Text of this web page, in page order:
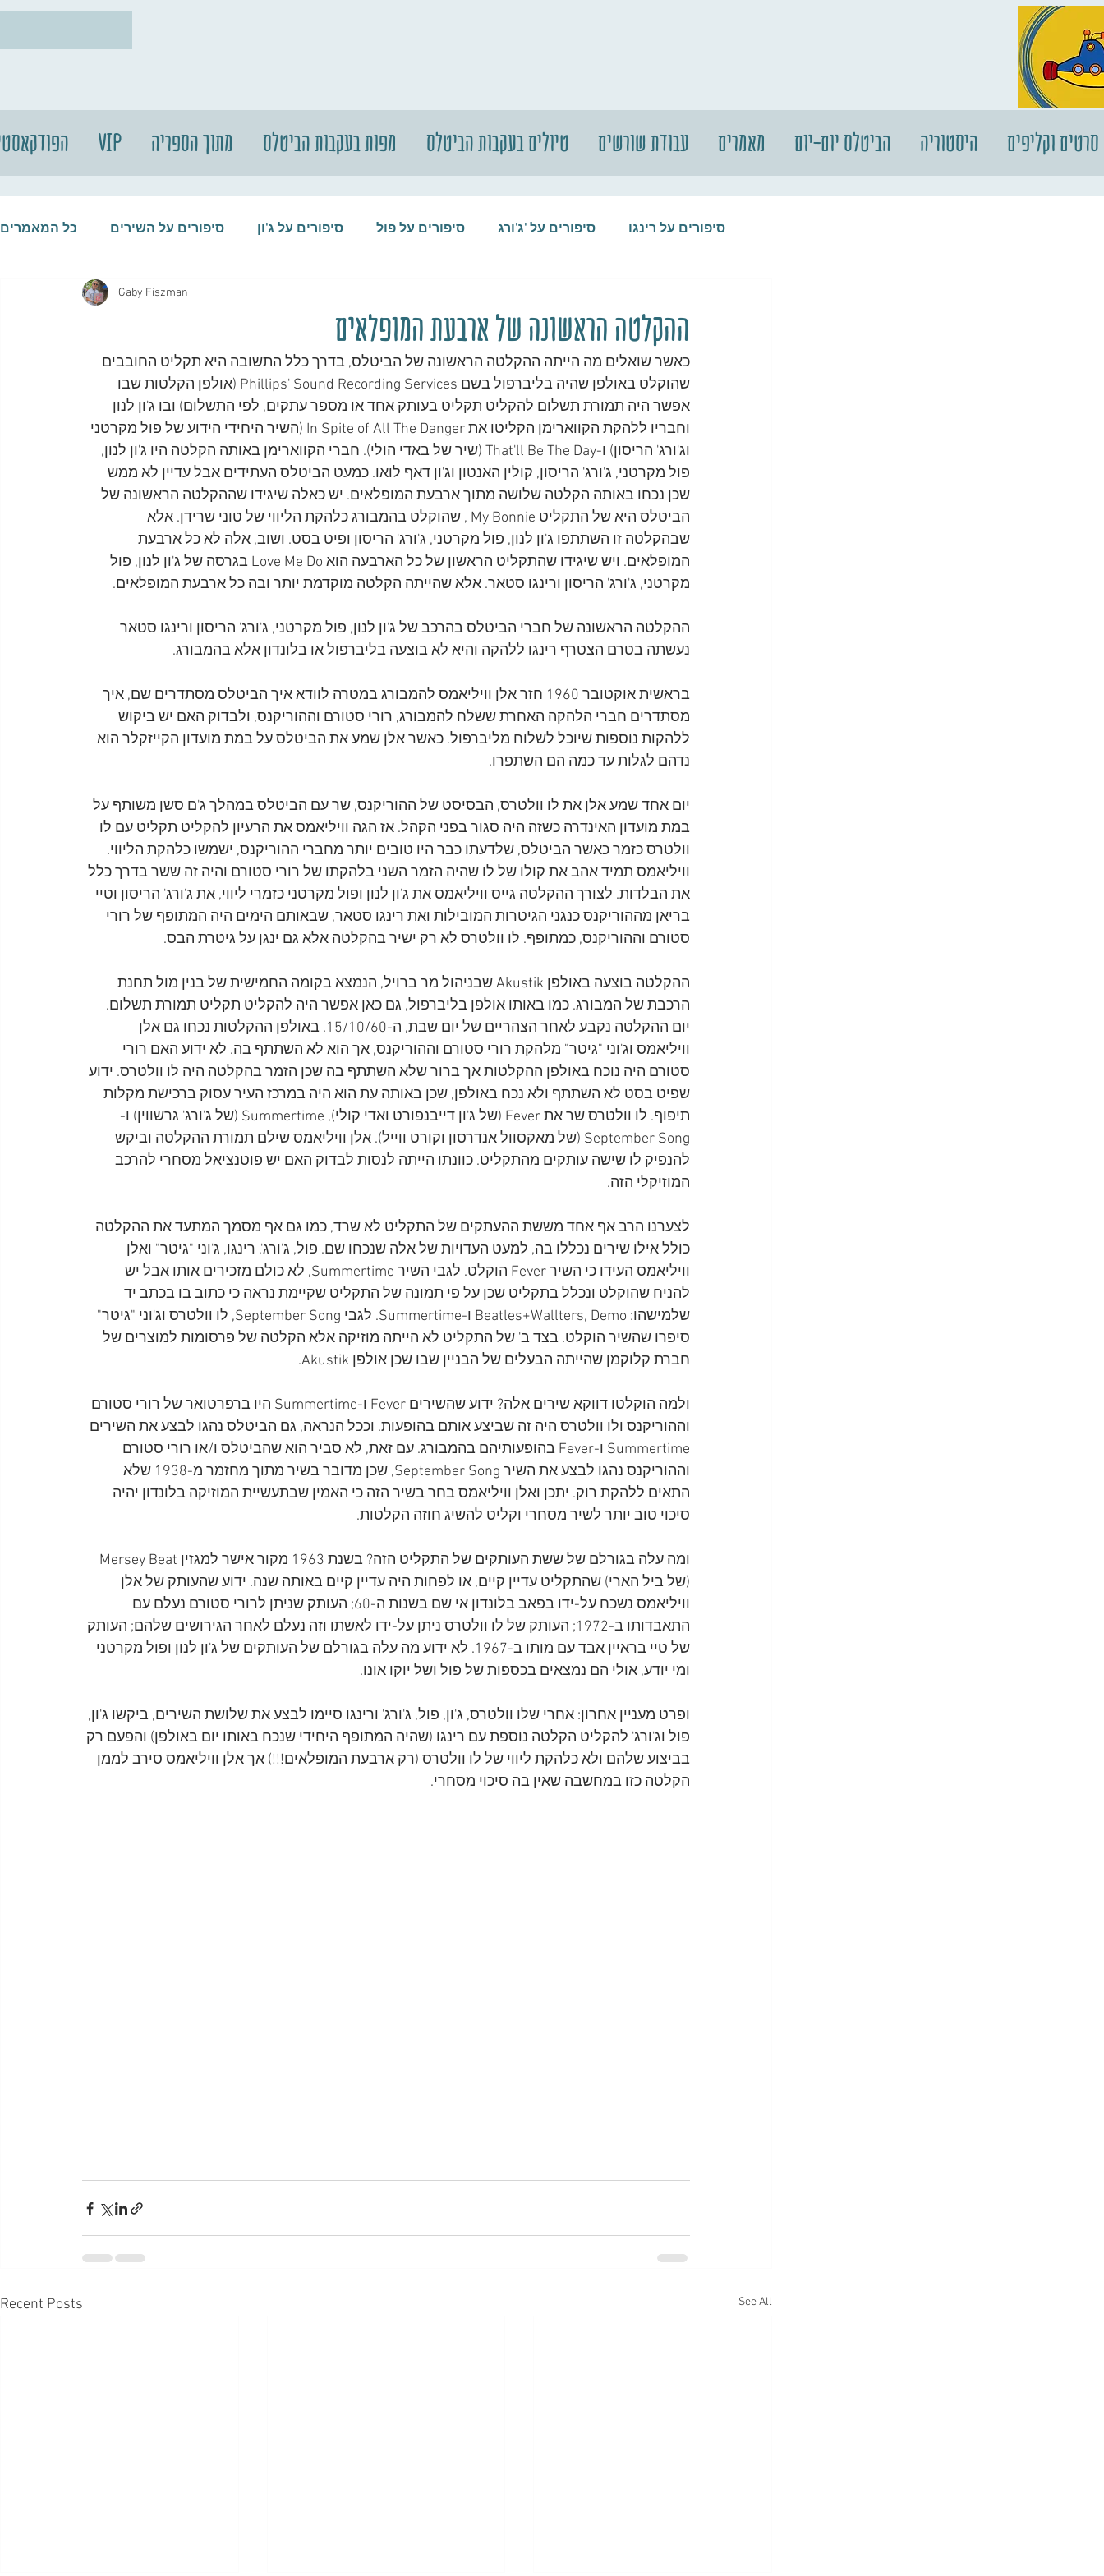
VIP מתוך הספריה מפות בעקבות הביטלס טיולים בעקבות הביטלס עבודת שורשים מאמרים הביטלס יום-יום היסטוריה סרטים וקליפים
כל המאמרים סיפורים על השירים סיפורים על ג'ון סיפורים על פול סיפורים על 'ג'ורג סיפורים על רינגו
סיפורים על הביטלס סיפורים על התקליטים
ההקלטה הראשונה של ארבעת המופלאים
Gaby Fiszman
כאשר שואלים מה הייתה ההקלטה הראשונה של הביטלס, בדרך כלל התשובה היא תקליט החובבים
שהוקלט באולפן שהיה בליברפול בשם Phillips' Sound Recording Services (אולפן הקלטות שבו
אפשר היה תמורת תשלום להקליט תקליט בעותק אחד או מספר עתקים, לפי התשלום) ובו ג'ון לנון
וחבריו ללהקת הקווארימן הקליטו את In Spite of All The Danger (השיר היחידי הידוע של פול מקרטני
וג'ורג' הריסון) ו-That'll Be The Day (שיר של באדי הולי). חברי הקווארימן באותה הקלטה היו ג'ון לנון,
פול מקרטני, ג'ורג' הריסון, קולין האנטון וג'ון דאף לואו. כמעט הביטלס העתידים אבל עדיין לא ממש
שכן נכחו באותה הקלטה שלושה מתוך ארבעת המופלאים. יש כאלה שיגידו שההקלטה הראשונה של
הביטלס היא של התקליט My Bonnie , שהוקלט בהמבורג כלהקת הליווי של טוני שרידן. אלא
שבהקלטה זו השתתפו ג'ון לנון, פול מקרטני, ג'ורג' הריסון ופיט בסט. ושוב, אלה לא כל ארבעת
המופלאים. ויש שיגידו שהתקליט הראשון של כל הארבעה הוא Love Me Do בגרסה של ג'ון לנון, פול
מקרטני, ג'ורג' הריסון ורינגו סטאר. אלא שהייתה הקלטה מוקדמת יותר ובה כל ארבעת המופלאים.
ההקלטה הראשונה של חברי הביטלס בהרכב של ג'ון לנון, פול מקרטני, ג'ורג' הריסון ורינגו סטאר
נעשתה בטרם הצטרף רינגו ללהקה והיא לא בוצעה בליברפול או בלונדון אלא בהמבורג.
בראשית אוקטובר 1960 חזר אלן וויליאמס להמבורג במטרה לוודא איך הביטלס מסתדרים שם, איך
מסתדרים חברי הלהקה האחרת ששלח להמבורג, רורי סטורם וההוריקנס, ולבדוק האם יש ביקוש
ללהקות נוספות שיוכל לשלוח מליברפול. כאשר אלן שמע את הביטלס על במת מועדון הקייזקלר הוא
נדהם לגלות עד כמה הם השתפרו.
יום אחד שמע אלן את לו וולטרס, הבסיסט של ההוריקנס, שר עם הביטלס במהלך ג'ם סשן משותף על
במת מועדון האינדרה כשזה היה סגור בפני הקהל. אז הגה וויליאמס את הרעיון להקליט תקליט עם לו
וולטרס כזמר כאשר הביטלס, שלדעתו כבר היו טובים יותר מחברי ההוריקנס, ישמשו כלהקת הליווי.
וויליאמס תמיד אהב את קולו של לו שהיה הזמר השני בלהקתו של רורי סטורם והיה זה ששר בדרך כלל
את הבלדות. לצורך ההקלטה גייס וויליאמס את ג'ון לנון ופול מקרטני כזמרי ליווי, את ג'ורג' הריסון וטיי
בריאן מההוריקנס כנגני הגיטרות המובילות ואת רינגו סטאר, שבאותם הימים היה המתופף של רורי
סטורם וההוריקנס, כמתופף. לו וולטרס לא רק ישיר בהקלטה אלא גם ינגן על גיטרת הבס.
ההקלטה בוצעה באולפן Akustik שבניהול מר ברויל, הנמצא בקומה החמישית של בנין מול תחנת
הרכבת של המבורג. כמו באותו אולפן בליברפול, גם כאן אפשר היה להקליט תקליט תמורת תשלום.
יום ההקלטה נקבע לאחר הצהריים של יום שבת, ה-15/10/60. באולפן ההקלטות נכחו גם אלן
וויליאמס וג'וני "גיטר" מלהקת רורי סטורם וההוריקנס, אך הוא לא השתתף בה. לא ידוע האם רורי
סטורם היה נוכח באולפן ההקלטות אך ברור שלא השתתף בה שכן הזמר בהקלטה היה לו וולטרס. ידוע
שפיט בסט לא השתתף ולא נכח באולפן, שכן באותה עת הוא היה במרכז העיר עסוק ברכישת מקלות
תיפוף. לו וולטרס שר את Fever (של ג'ון דייבנפורט ואדי קולי), Summertime (של ג'ורג' גרשווין) ו-
September Song (של מאקסוול אנדרסון וקורט ווייל). אלן וויליאמס שילם תמורת ההקלטה וביקש
להנפיק לו שישה עותקים מהתקליט. כוונתו הייתה לנסות לבדוק האם יש פוטנציאל מסחרי להרכב
המוזיקלי הזה.
לצערנו הרב אף אחד מששת ההעתקים של התקליט לא שרד, כמו גם אף מסמך המתעד את ההקלטה
כולל אילו שירים נכללו בה, למעט העדויות של אלה שנכחו שם. פול, ג'ורג', רינגו, ג'וני "גיטר" ואלן
וויליאמס העידו כי השיר Fever הוקלט. לגבי השיר Summertime, לא כולם מזכירים אותו אבל יש
להניח שהוקלט ונכלל בתקליט שכן על פי תמונה של התקליט שקיימת נראה כי כתוב בו בכתב יד
שלמישהו: Beatles+Wallters, Demo ו-Summertime. לגבי September Song, לו וולטרס וג'וני "גיטר"
סיפרו שהשיר הוקלט. בצד ב' של התקליט לא הייתה מוזיקה אלא הקלטה של פרסומות למוצרים של
חברת קלוקמן שהייתה הבעלים של הבניין שבו שכן אולפן Akustik.
ולמה הוקלטו דווקא שירים אלה? ידוע שהשירים Fever ו-Summertime היו ברפרטואר של רורי סטורם
וההוריקנס ולו וולטרס היה זה שביצע אותם בהופעות. וככל הנראה, גם הביטלס נהגו לבצע את השירים
Summertime ו-Fever בהופעותיהם בהמבורג. עם זאת, לא סביר הוא שהביטלס ו/או רורי סטורם
וההוריקנס נהגו לבצע את השיר September Song, שכן מדובר בשיר מתוך מחזמר מ-1938 שלא
התאים ללהקת רוק. יתכן ואלן וויליאמס בחר בשיר הזה כי האמין שבתעשיית המוזיקה בלונדון יהיה
סיכוי טוב יותר לשיר מסחרי וקליט להשיג חוזה הקלטות.
(של ביל הארי) שהתקליט עדיין קיים, או לפחות היה עדיין קיים באותה שנה. ידוע שהעותק של אלן
וויליאמס נשכח על-ידו בפאב בלונדון אי שם בשנות ה-60; העותק שניתן לרורי סטורם נעלם עם
התאבדותו ב-1972; העותק של לו וולטרס ניתן על-ידו לאשתו וזה נעלם לאחר הגירושים שלהם; העותק
של טיי בראיין אבד עם מותו ב-1967. לא ידוע מה עלה בגורלם של העותקים של ג'ון לנון ופול מקרטני
ומי יודע, אולי הם נמצאים בכספות של פול ושל יוקו אונו.
ופרט מעניין אחרון: אחרי שלו וולטרס, ג'ון, פול, ג'ורג' ורינגו סיימו לבצע את שלושת השירים, ביקשו ג'ון,
פול וג'ורג' להקליט הקלטה נוספת עם רינגו (שהיה המתופף היחידי שנכח באותו יום באולפן) והפעם רק
בביצוע שלהם ולא כלהקת ליווי של לו וולטרס (רק ארבעת המופלאים!!!) אך אלן וויליאמס סירב לממן
הקלטה כזו במחשבה שאין בה סיכוי מסחרי.
Recent Posts See All